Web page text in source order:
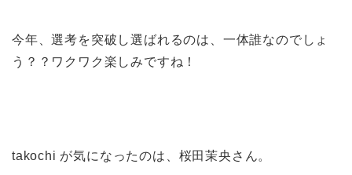
今年、選考を突破し選ばれるのは、一体誰なのでしょ
う？？ワクワク楽しみですね！
takochi が気になったのは、桜田茉央さん。